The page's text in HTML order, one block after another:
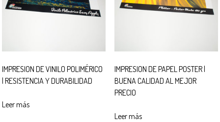
IMPRESION DE VINILO POLIMÉRICO
| RESISTENCIA Y DURABILIDAD
Leer más
IMPRESION DE PAPEL POSTER |
BUENA CALIDAD AL MEJOR
PRECIO
Leer más